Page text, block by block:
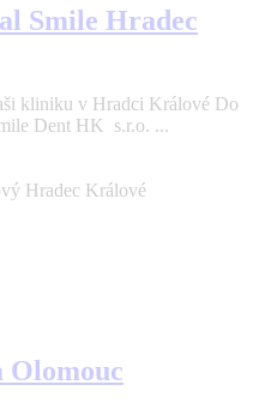
Smile Hradec
kliniku v Hradci Králové Do
Dent HK s.r.o. ...
Hradec Králové
Olomouc